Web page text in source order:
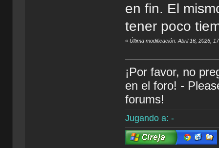
en fin. El
tener poco
«Última modificación: Abril 16, 2026,
¡Por favor, no
en el foro! -
forums!
Jugando a: -